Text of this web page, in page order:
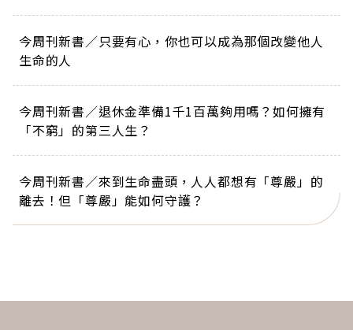
今周刊新書／只要有心，你也可以成為那個改變他人
生命的人
今周刊新書／退休金準備1千1百萬夠用嗎？如何擁有
「不窮」的第三人生？
今周刊新書／來到生命盡頭，人人都想有「尊嚴」的
離去！但「尊嚴」能如何守護？